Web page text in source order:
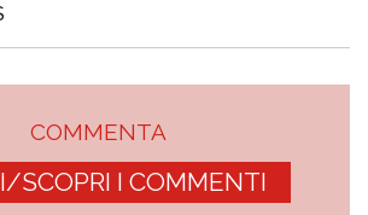
COMMENTA
SCOPRI I COMMENTI